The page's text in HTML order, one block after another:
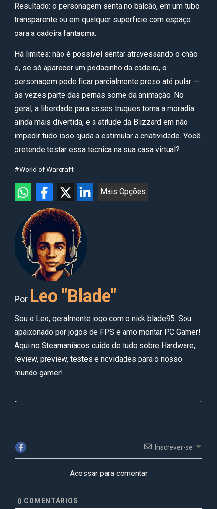
Resultado: o personagem senta no balcão, em um tubo
transparente ou em qualquer superfície com espaço
para a cadeira fantasma.
Há limites: não é possível sentar atravessando o chão
e, se só aparecer um pedacinho da cadeira, o
personagem pode ficar parcialmente preso até pular —
às vezes parte das pernas some da animação. No
geral, a liberdade para esses truques torna a moradia
ainda mais divertida, e a atitude da Blizzard em não
impedir tudo isso ajuda a estimular a criatividade. Você
pretende testar essa técnica na sua casa virtual?
#World of Warcraft
Mais Opções
Por Leo "Blade"
Sou o Leo, geralmente jogo com o nick blade95. Sou
apaixonado por jogos de FPS e amo montar PC Gamer!
Aqui no Steamaníacos cuido de tudo sobre Hardware,
review, preview, testes e novidades para o nosso
mundo gamer!
Inscrever-se
Acessar para comentar
0 COMENTÁRIOS